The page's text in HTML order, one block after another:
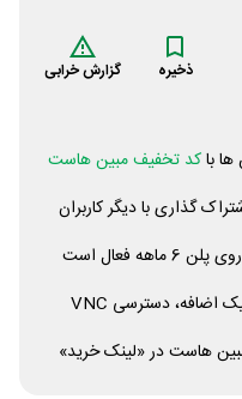
ذخیره گزارش خرابی
باکد تخفیف مبین هاست
گذاری با دیگر کاربران
فعال است
VNC
هاست در «لینک خرید»